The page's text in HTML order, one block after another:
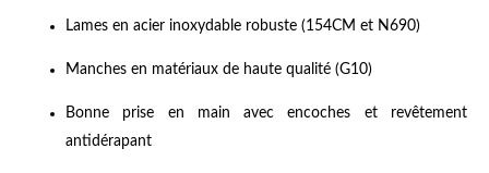
Lames en acier inoxydable robuste (154CM et N690)
Manches en matériaux de haute qualité (G10)
Bonne prise en main avec encoches et revêtement
antidérapant